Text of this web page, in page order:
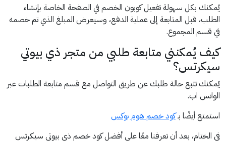
يُمكنك بكل سهولة تفعيل كوبون الخصم في الصفحة الخاصة بإنشاء
الطلب، قبل المتابعة إلى عملية الدفع، وسيعرض المبلغ الذي تم خصمه
في قسم المجموع.
كيف يُمكنني متابعة طلبي من متجر ذي بيوتي
سيكرتس؟
يُمكنك تتبع حالة طلبك عن طريق التواصل مع قسم متابعة الطلبات عبر
الواتس اب.
استمتع أيضًا بـكود خصم هوم بوكس
في الختام، بعد أن تعرفنا معًا على أفضل كود خصم ذي بيوتي سيكرتس